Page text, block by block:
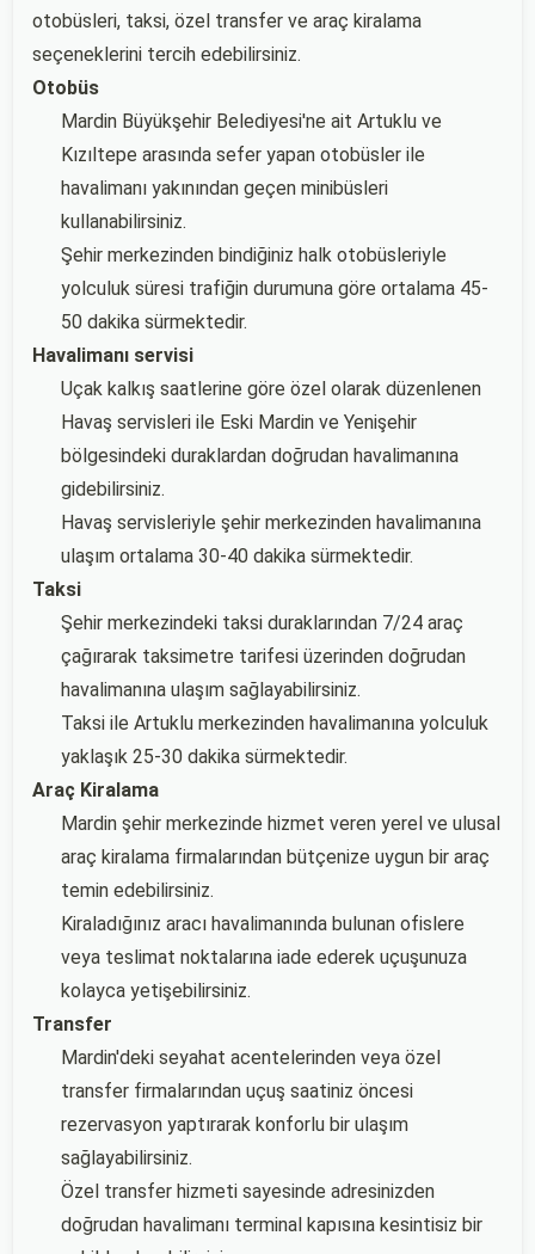
otobüsleri, taksi, özel transfer ve araç kiralama
seçeneklerini tercih edebilirsiniz.
Otobüs
Mardin Büyükşehir Belediyesi'ne ait Artuklu ve
Kızıltepe arasında sefer yapan otobüsler ile
havalimanı yakınından geçen minibüsleri
kullanabilirsiniz.
Şehir merkezinden bindiğiniz halk otobüsleriyle
yolculuk süresi trafiğin durumuna göre ortalama 45-
50 dakika sürmektedir.
Havalimanı servisi
Uçak kalkış saatlerine göre özel olarak düzenlenen
Havaş servisleri ile Eski Mardin ve Yenişehir
bölgesindeki duraklardan doğrudan havalimanına
gidebilirsiniz.
Havaş servisleriyle şehir merkezinden havalimanına
ulaşım ortalama 30-40 dakika sürmektedir.
Taksi
Şehir merkezindeki taksi duraklarından 7/24 araç
çağırarak taksimetre tarifesi üzerinden doğrudan
havalimanına ulaşım sağlayabilirsiniz.
Taksi ile Artuklu merkezinden havalimanına yolculuk
yaklaşık 25-30 dakika sürmektedir.
Araç Kiralama
Mardin şehir merkezinde hizmet veren yerel ve ulusal
araç kiralama firmalarından bütçenize uygun bir araç
temin edebilirsiniz.
Kiraladığınız aracı havalimanında bulunan ofislere
veya teslimat noktalarına iade ederek uçuşunuza
kolayca yetişebilirsiniz.
Transfer
Mardin'deki seyahat acentelerinden veya özel
transfer firmalarından uçuş saatiniz öncesi
rezervasyon yaptırarak konforlu bir ulaşım
sağlayabilirsiniz.
Özel transfer hizmeti sayesinde adresinizden
doğrudan havalimanı terminal kapısına kesintisiz bir